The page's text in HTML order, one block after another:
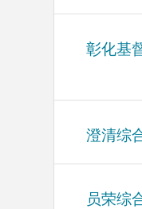
彰化基
澄清综
员荣综